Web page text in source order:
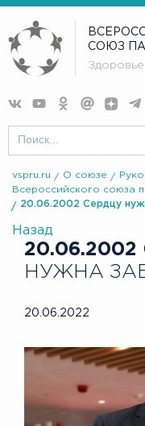
СОЮЗ
Здоровье
vspru.ru О союзе
Всероссийского союза
20.06.2002 Сердцу
Назад
20.06.2002
НУЖНА
20.06.2022